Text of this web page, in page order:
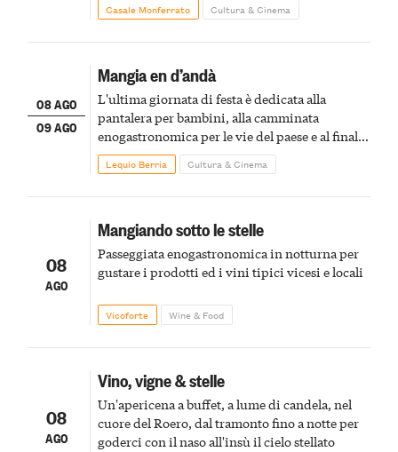
Casale Monferrato Cultura & Cinema
08 AGO
09 AGO
Mangia en d’andà
L'ultima giornata di festa è dedicata alla
pantalera per bambini, alla camminata
enogastronomica per le vie del paese e al finale
pirotecnico
Lequio Berria Cultura & Cinema
08
AGO
Mangiando sotto le stelle
Passeggiata enogastronomica in notturna per
gustare i prodotti ed i vini tipici vicesi e locali
Vicoforte Wine & Food
08
AGO
Vino, vigne & stelle
Un'apericena a buffet, a lume di candela, nel
cuore del Roero, dal tramonto fino a notte per
goderci con il naso all'insù il cielo stellato